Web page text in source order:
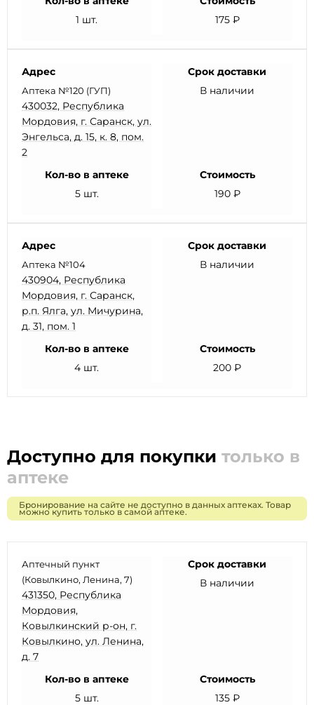
1 шт.
175 ₽
Адрес
Аптека №120 (ГУП)
430032, Республика
Мордовия, г. Саранск, ул.
Энгельса, д. 15, к. 8, пом.
2
Срок доставки
В наличии
Кол-во в аптеке
5 шт.
Стоимость
190 ₽
Адрес
Аптека №104
430904, Республика
Мордовия, г. Саранск,
р.п. Ялга, ул. Мичурина,
д. 31, пом. 1
Срок доставки
В наличии
Кол-во в аптеке
4 шт.
Стоимость
200 ₽
Доступно для покупки только в
аптеке
Бронирование на сайте не доступно в данных аптеках. Товар
можно купить только в самой аптеке.
Аптечный пункт
(Ковылкино, Ленина, 7)
431350, Республика
Мордовия,
Ковылкинский р-он, г.
Ковылкино, ул. Ленина,
д. 7
Срок доставки
В наличии
Кол-во в аптеке
5 шт.
Стоимость
135 ₽